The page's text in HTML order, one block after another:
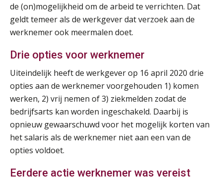
de (on)mogelijkheid om de arbeid te verrichten. Dat
geldt temeer als de werkgever dat verzoek aan de
werknemer ook meermalen doet.
Drie opties voor werknemer
Uiteindelijk heeft de werkgever op 16 april 2020 drie
opties aan de werknemer voorgehouden 1) komen
werken, 2) vrij nemen of 3) ziekmelden zodat de
bedrijfsarts kan worden ingeschakeld. Daarbij is
opnieuw gewaarschuwd voor het mogelijk korten van
het salaris als de werknemer niet aan een van de
opties voldoet.
Eerdere actie werknemer was vereist
03
SEP
Online cursus Wwft voor salarisadministrateurs (inclusief praktijkmodellen)
MOCuitgevers
07
SEP
08
SEP
Online Excel training voor de salarisadministrateur (verdieping)
MOCuitgevers
SEP
Tweedaagse online Excel training voor de salarisadministrateur (verdieping, specialisatie en AI)
MOCuitgevers
09
Cursus Samenwerken financiële- en salarisadministratie